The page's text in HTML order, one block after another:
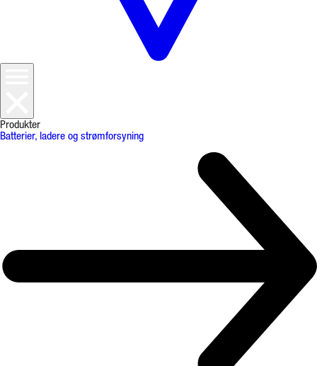
Produkter
Batterier, ladere og strømforsyning